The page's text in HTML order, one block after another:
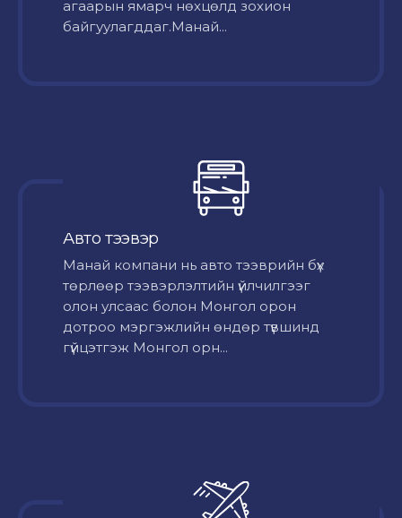
агаарын ямарч нөхцөлд зохион
байгуулагддаг.Манай...
Авто тээвэр
Mанай компани нь авто тээврийн бүх
төрлөөр тээвэрлэлтийн үйлчилгээг
олон улсаас болон Монгол орон
дотроо мэргэжлийн өндөр түвшинд
гүйцэтгэж Монгол орн...